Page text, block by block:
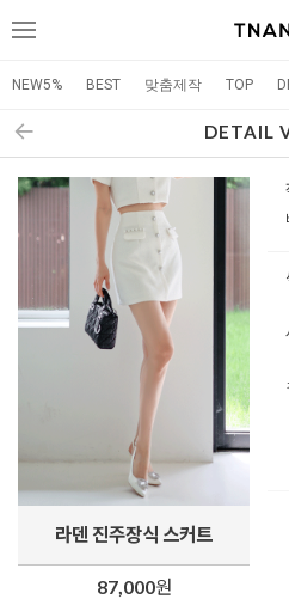
메
NEW5% BEST 맞춤제작 TOP
DETAIL
라덴 진주장식 스커트
87,000원